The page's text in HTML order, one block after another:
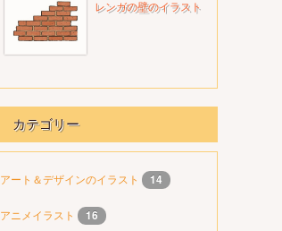
レンガの壁のイラスト
カテゴリー
アート＆デザインのイラスト 14
アニメイラスト 16